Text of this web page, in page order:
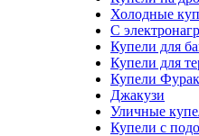
Холодные
С
Купели для
Купели для
Купели
Джакузи
Уличные
Купели с